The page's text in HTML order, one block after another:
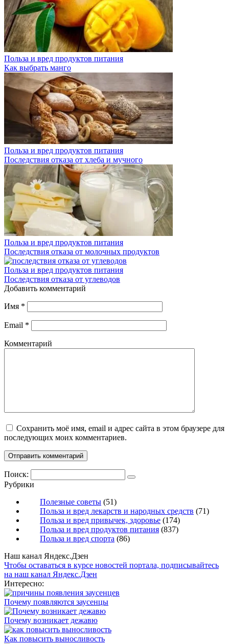
Польза и вред продуктов питания
Как выбрать манго
Польза и вред продуктов питания
Последствия отказа от хлеба и мучного
Польза и вред продуктов питания
Последствия отказа от молочных продуктов
Польза и вред продуктов питания
Последствия отказа от углеводов
Добавить комментарий
Имя *
Email *
Комментарий
Сохранить моё имя, email и адрес сайта в этом браузере для
последующих моих комментариев.
Поиск:
Рубрики
Полезные советы (51)
Польза и вред лекарств и народных средств (71)
Польза и вред привычек, здоровье (174)
Польза и вред продуктов питания (837)
Польза и вред спорта (86)
Наш канал Яндекс.Дзен
Чтобы оставаться в курсе новостей портала, подписывайтесь
на наш канал Яндекс.Дзен
Интересно:
Почему появляются заусенцы
Почему возникает дежавю
Как повысить выносливость